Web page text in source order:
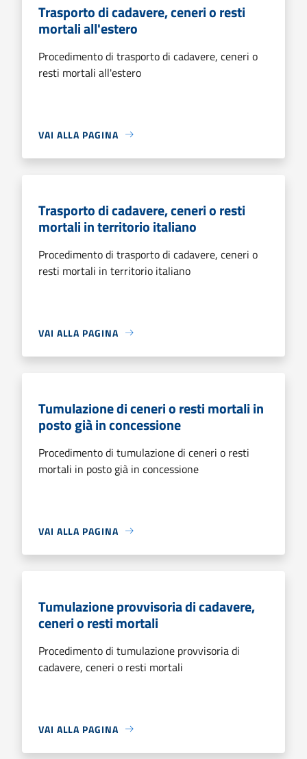
Trasporto di cadavere, ceneri o resti
mortali all'estero
Procedimento di trasporto di cadavere, ceneri o
resti mortali all'estero
VAI ALLA PAGINA
Trasporto di cadavere, ceneri o resti
mortali in territorio italiano
Procedimento di trasporto di cadavere, ceneri o
resti mortali in territorio italiano
VAI ALLA PAGINA
Tumulazione di ceneri o resti mortali in
posto già in concessione
Procedimento di tumulazione di ceneri o resti
mortali in posto già in concessione
VAI ALLA PAGINA
Tumulazione provvisoria di cadavere,
ceneri o resti mortali
Procedimento di tumulazione provvisoria di
cadavere, ceneri o resti mortali
VAI ALLA PAGINA